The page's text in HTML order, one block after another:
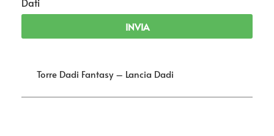
Dati
INVIA
Torre Dadi Fantasy – Lancia Dadi